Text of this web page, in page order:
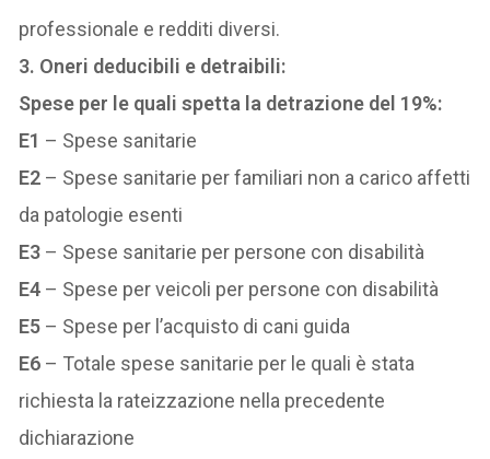
professionale e redditi diversi.
3. Oneri deducibili e detraibili:
Spese per le quali spetta la detrazione del 19%:
E1 – Spese sanitarie
E2 – Spese sanitarie per familiari non a carico affetti
da patologie esenti
E3 – Spese sanitarie per persone con disabilità
E4 – Spese per veicoli per persone con disabilità
E5 – Spese per l’acquisto di cani guida
E6 – Totale spese sanitarie per le quali è stata
richiesta la rateizzazione nella precedente
dichiarazione